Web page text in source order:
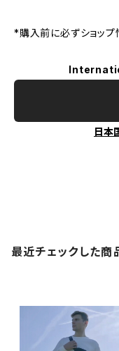
*購入前に必ずショッ
日本
最近チェックした商